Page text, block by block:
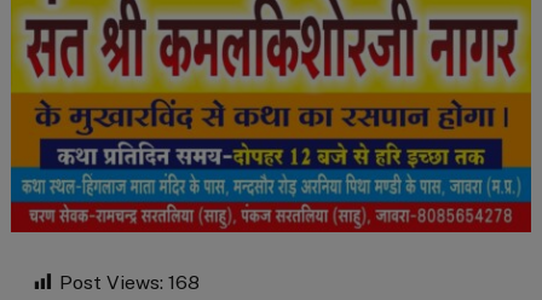
Post Views: 168